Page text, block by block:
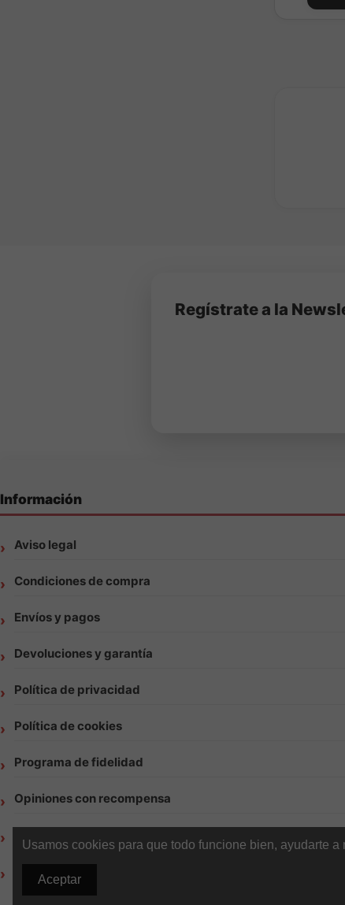
Regístrate a la
Información
Aviso legal
Condiciones de compra
Envíos y pagos
Devoluciones y garantía
Política de privacidad
Política de cookies
Programa de fidelidad
Opiniones con recompensa
Blog Vapsense
Usamos cookies para que todo funcione bien, ayudarte
Aceptar